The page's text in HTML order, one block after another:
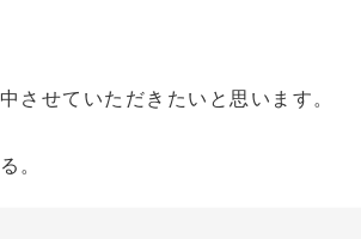
させていただきたいと思います。
。